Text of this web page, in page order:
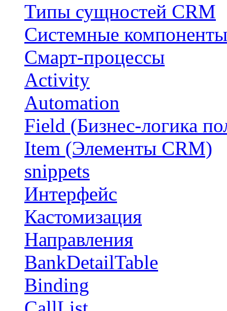
Типы сущностей CRM
Системные компоненты
Смарт-процессы
Activity
Automation
Field (Бизнес-логика
Item (Элементы CRM)
snippets
Интерфейс
Кастомизация
Направления
BankDetailTable
Binding